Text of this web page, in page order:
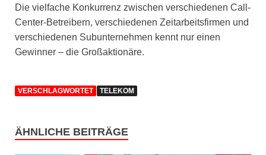
Die vielfache Konkurrenz zwischen verschiedenen Call-
Center-Betreibern, verschiedenen Zeitarbeitsfirmen und
verschiedenen Subunternehmen kennt nur einen
Gewinner – die Großaktionäre.
VERSCHLAGWORTET TELEKOM
ÄHNLICHE BEITRÄGE